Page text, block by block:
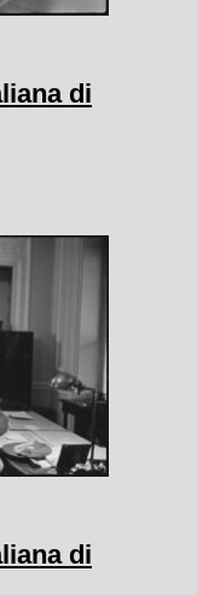
di
di